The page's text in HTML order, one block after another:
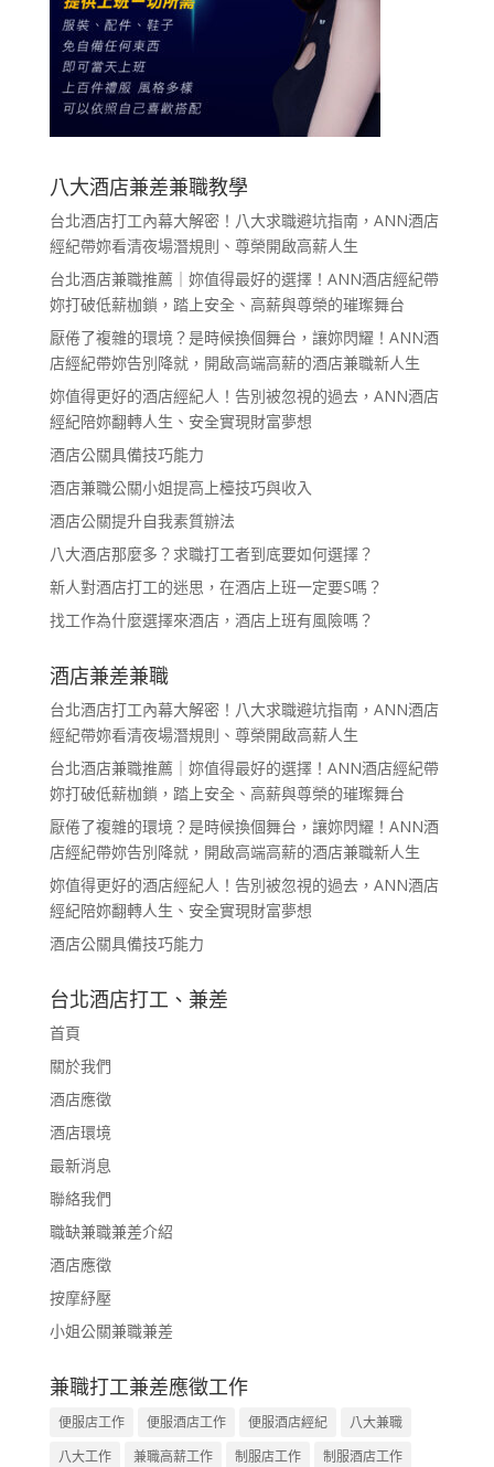
八大酒店兼差兼職教學
台北酒店打工內幕大解密！八大求職避坑指南，ANN酒店
經紀帶妳看清夜場潛規則、尊榮開啟高薪人生
台北酒店兼職推薦｜妳值得最好的選擇！ANN酒店經紀帶
妳打破低薪枷鎖，踏上安全、高薪與尊榮的璀璨舞台
厭倦了複雜的環境？是時候換個舞台，讓妳閃耀！ANN酒
店經紀帶妳告別降就，開啟高端高薪的酒店兼職新人生
妳值得更好的酒店經紀人！告別被忽視的過去，ANN酒店
經紀陪妳翻轉人生、安全實現財富夢想
酒店公關具備技巧能力
酒店兼職公關小姐提高上檯技巧與收入
酒店公關提升自我素質辦法
八大酒店那麼多？求職打工者到底要如何選擇？
新人對酒店打工的迷思，在酒店上班一定要S嗎？
找工作為什麼選擇來酒店，酒店上班有風險嗎？
酒店兼差兼職
台北酒店打工內幕大解密！八大求職避坑指南，ANN酒店
經紀帶妳看清夜場潛規則、尊榮開啟高薪人生
台北酒店兼職推薦｜妳值得最好的選擇！ANN酒店經紀帶
妳打破低薪枷鎖，踏上安全、高薪與尊榮的璀璨舞台
厭倦了複雜的環境？是時候換個舞台，讓妳閃耀！ANN酒
店經紀帶妳告別降就，開啟高端高薪的酒店兼職新人生
妳值得更好的酒店經紀人！告別被忽視的過去，ANN酒店
經紀陪妳翻轉人生、安全實現財富夢想
酒店公關具備技巧能力
台北酒店打工、兼差
首頁
關於我們
酒店應徵
酒店環境
最新消息
聯絡我們
職缺兼職兼差介紹
酒店應徵
按摩紓壓
小姐公關兼職兼差
兼職打工兼差應徵工作
便服店工作 便服酒店工作 便服酒店經紀
八大兼職
八大工作
兼職高薪工作 制服店工作
制服酒店工作